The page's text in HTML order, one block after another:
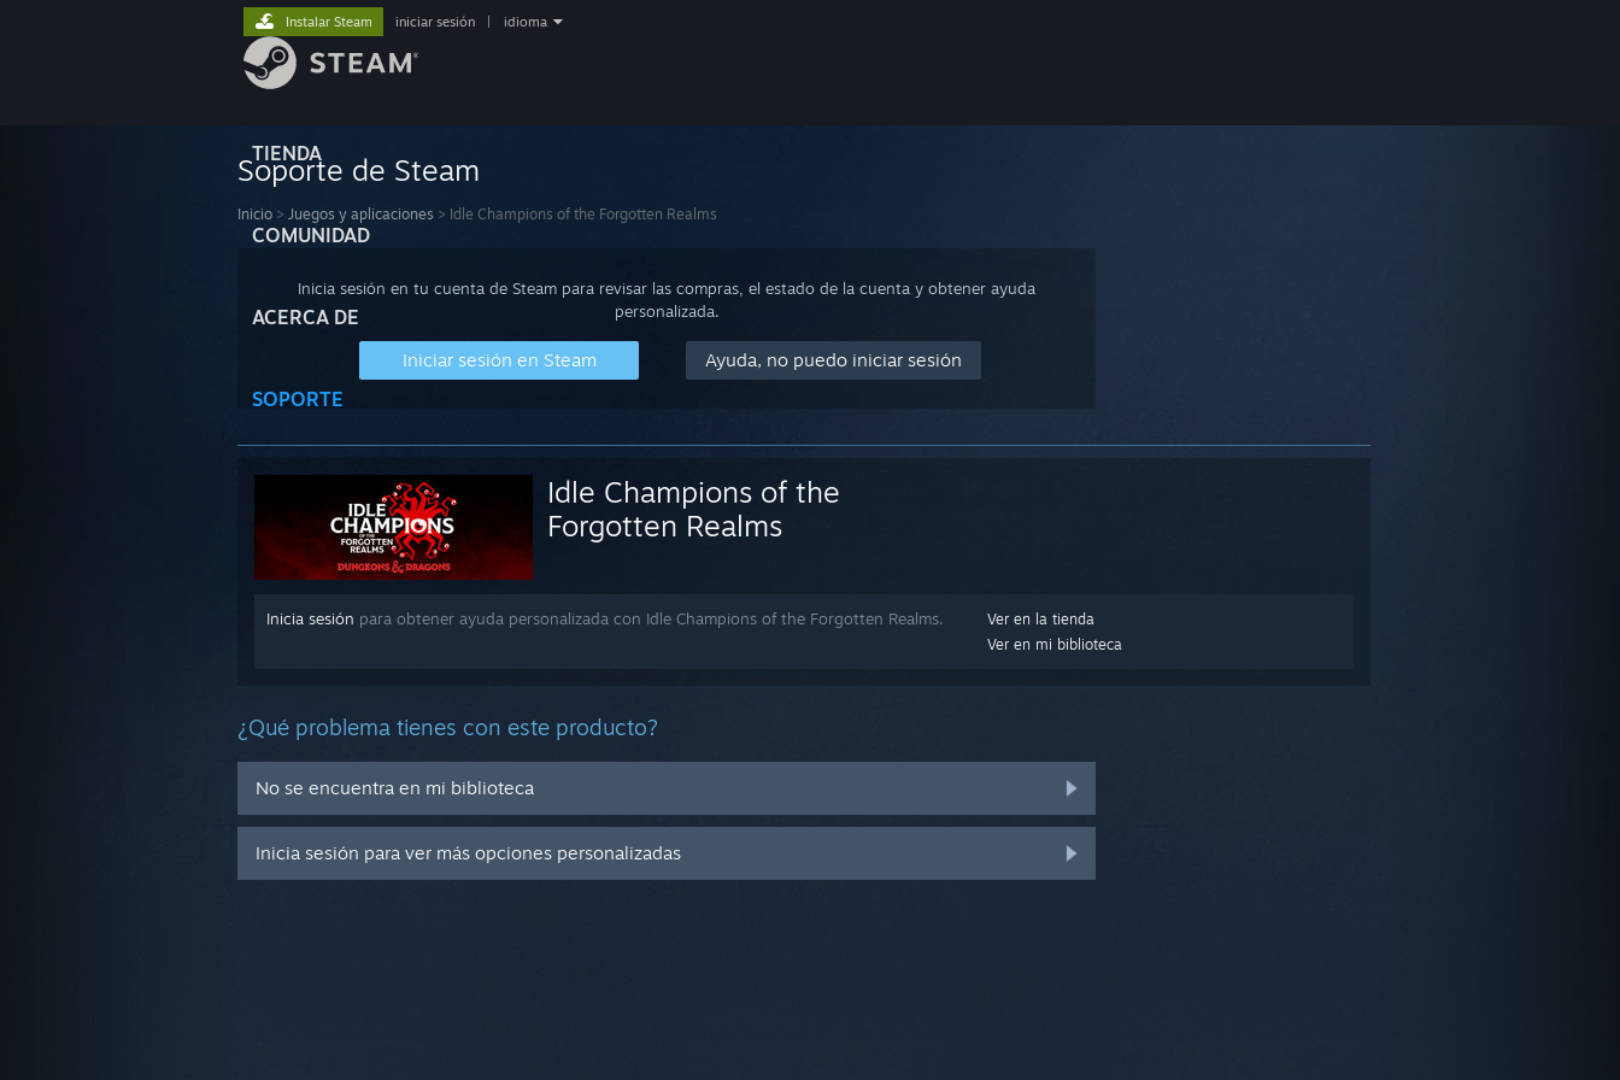
TIENDA
COMUNIDAD
ACERCA DE
SOPORTE
Instalar Steam iniciar sesión idioma
Soporte de Steam
Inicio > Juegos y aplicaciones > Idle Champions of the Forgotten Realms
Inicia sesión en tu cuenta de Steam para revisar las compras, el estado de la cuenta y obtener ayuda
personalizada.
Iniciar sesión en Steam Ayuda, no puedo iniciar sesión
Idle Champions of the
Forgotten Realms
Ver en la tienda
Ver en mi biblioteca
Inicia sesión para obtener ayuda personalizada con Idle Champions of the Forgotten Realms.
¿Qué problema tienes con este producto?
No se encuentra en mi biblioteca
Inicia sesión para ver más opciones personalizadas